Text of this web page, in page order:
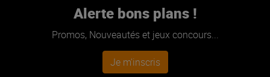
Alerte bons plans !
Promos, Nouveautés et jeux concours...
Je m'inscris